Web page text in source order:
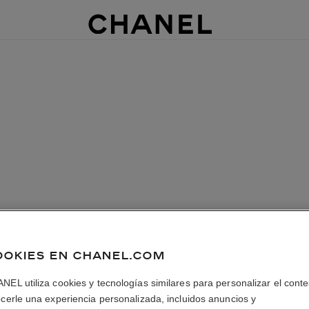
EN CHANEL.COM
utiliza cookies y tecnologías similares para personalizar el
una experiencia personalizada, incluidos anuncios y